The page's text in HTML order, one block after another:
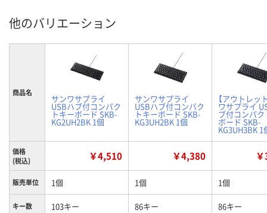
他のバリエーション
商品名
サンワサプライ
USBハブ付コンパク
トキーボード SKB-
KG2UH2BK 1個
サンワサプライ
USBハブ付コンパク
トキーボード SKB-
KG3UH2BK 1個
【アウトレッ
ワサプライ
ブ付コンパ
ボード SKB-
KG3UH3BK 1
価格
(税込)
￥4,510 ￥4,380
販売単位 1個 1個 1個
キー数 103キー 86キー 86キー